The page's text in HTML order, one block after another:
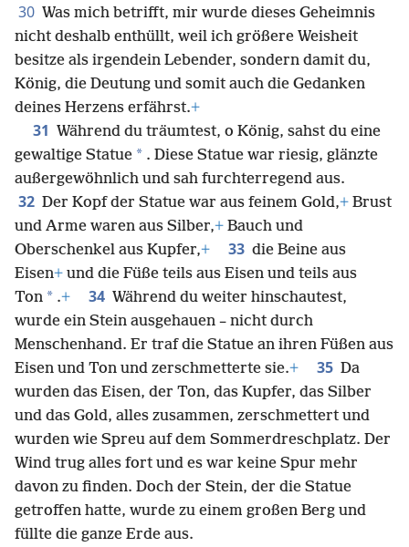
30 Was mich betrifft, mir wurde dieses Geheimnis
nicht deshalb enthüllt, weil ich größere Weisheit
besitze als irgendein Lebender, sondern damit du,
König, die Deutung und somit auch die Gedanken
deines Herzens erfährst.+
31 Während du träumtest, o König, sahst du eine
gewaltige Statue * . Diese Statue war riesig, glänzte
außergewöhnlich und sah furchterregend aus.
32 Der Kopf der Statue war aus feinem Gold,+ Brust
und Arme waren aus Silber,+ Bauch und
Oberschenkel aus Kupfer,+ 33 die Beine aus
Eisen+ und die Füße teils aus Eisen und teils aus
Ton * .+ 34 Während du weiter hinschautest,
wurde ein Stein ausgehauen – nicht durch
Menschenhand. Er traf die Statue an ihren Füßen aus
Eisen und Ton und zerschmetterte sie.+ 35 Da
wurden das Eisen, der Ton, das Kupfer, das Silber
und das Gold, alles zusammen, zerschmettert und
wurden wie Spreu auf dem Sommerdreschplatz. Der
Wind trug alles fort und es war keine Spur mehr
davon zu finden. Doch der Stein, der die Statue
getroffen hatte, wurde zu einem großen Berg und
füllte die ganze Erde aus.